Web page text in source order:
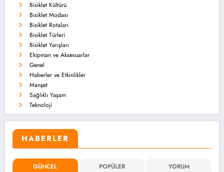
Bisiklet Kültürü
Bisiklet Modası
Bisiklet Rotaları
Bisiklet Türleri
Bisiklet Yarışları
Ekipman ve Aksesuarlar
Genel
Haberler ve Etkinlikler
Manşet
Sağlıklı Yaşam
Teknoloji
HABERLER
GÜNCEL POPÜLER YORUM